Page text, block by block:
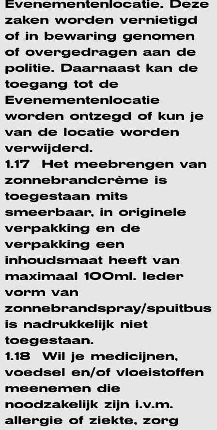
Evenementenlocatie. Deze
zaken worden vernietigd
of in bewaring genomen
of overgedragen aan de
politie. Daarnaast kan de
toegang tot de
Evenementenlocatie
worden ontzegd of kun je
van de locatie worden
verwijderd.
1.17 Het meebrengen van
zonnebrandcrème is
toegestaan mits
smeerbaar, in originele
verpakking en de
verpakking een
inhoudsmaat heeft van
maximaal 100ml. Ieder
vorm van
zonnebrandspray/spuitbus
is nadrukkelijk niet
toegestaan.
1.18 Wil je medicijnen,
voedsel en/of vloeistoffen
meenemen die
noodzakelijk zijn i.v.m.
allergie of ziekte, zorg